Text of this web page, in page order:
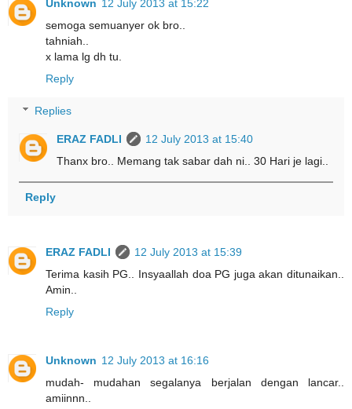
Unknown 12 July 2013 at 15:22
semoga semuanyer ok bro..
tahniah..
x lama lg dh tu.
Reply
Replies
ERAZ FADLI
12 July 2013 at 15:40
Thanx bro.. Memang tak sabar dah ni.. 30 Hari je lagi..
Reply
ERAZ FADLI
12 July 2013 at 15:39
Terima kasih PG.. Insyaallah doa PG juga akan ditunaikan..
Amin..
Reply
Unknown 12 July 2013 at 16:16
mudah- mudahan segalanya berjalan dengan lancar..
amiinnn..